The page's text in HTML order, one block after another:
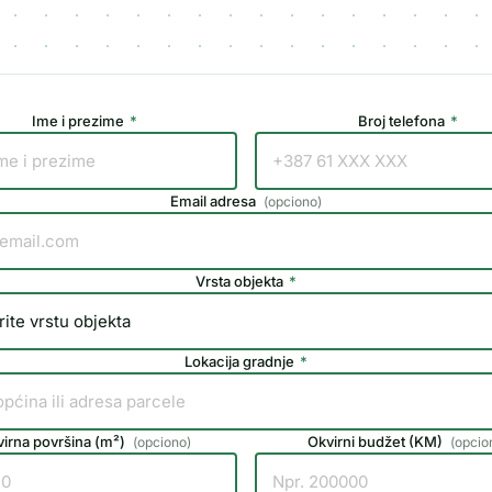
Ime i prezime * Broj telefona *
Email adresa (opciono)
Vrsta objekta *
Lokacija gradnje *
površina (m²) (opciono) Okvirni budžet (KM) (